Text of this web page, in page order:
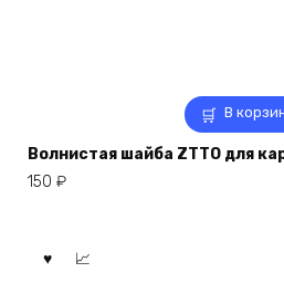
В
Волнистая шайба ZTTO для
150 ₽